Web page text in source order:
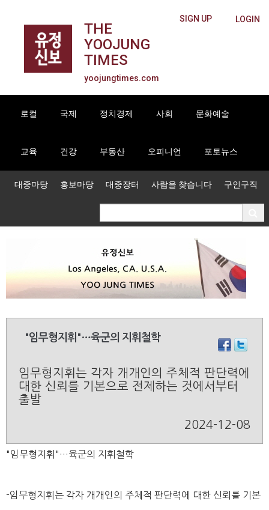
LOGIN
SIGN UP
THE
YOOJUNG
TIMES
yoojungtimes.com
로컬 국제 정치경제 사회 문화예술
교육 건강 부동산 오피니언 포토뉴스
대중마당 홍보마당 대중장터 사람을 찾습니다 구인구직
"임무형지휘"…육군의 지휘철학
임무형지휘는 각자 개개인의 주체적 판단력에
대한 신뢰를 기본으로 전제하는 것에서부터
출발
2024-12-08
"임무형지휘"…육군의 지휘철학
-임무형지휘는 각자 개개인의 주체적 판단력에 대한 신뢰를 기본